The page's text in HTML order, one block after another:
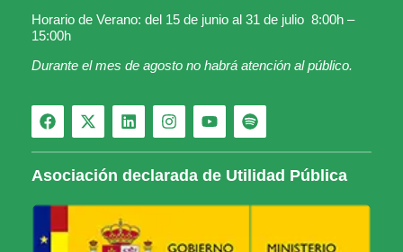
Horario de Verano: del 15 de junio al 31 de julio 8:00h –
15:00h
Durante el mes de agosto no habrá atención al público.
Asociación declarada de Utilidad Pública